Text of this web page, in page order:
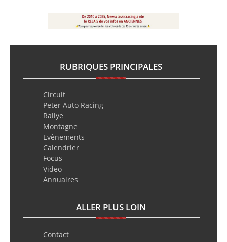
RUBRIQUES PRINCIPALES
Circuit
Peter Auto Racing
Rallye
Montagne
Evènements
Calendrier
Focus
Video
Annuaires
ALLER PLUS LOIN
Contact